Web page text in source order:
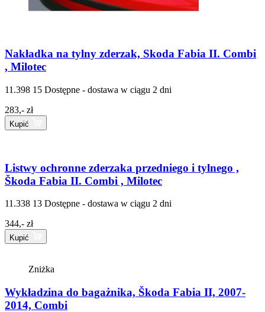
Nakładka na tylny zderzak, Skoda Fabia II. Combi
, Milotec
11.398 15 Dostępne - dostawa w ciągu 2 dni
283,- zł
Kupić
Listwy ochronne zderzaka przedniego i tylnego ,
Škoda Fabia II. Combi , Milotec
11.338 13 Dostępne - dostawa w ciągu 2 dni
344,- zł
Kupić
Zniżka
Wykładzina do bagażnika, Škoda Fabia II, 2007-
2014, Combi